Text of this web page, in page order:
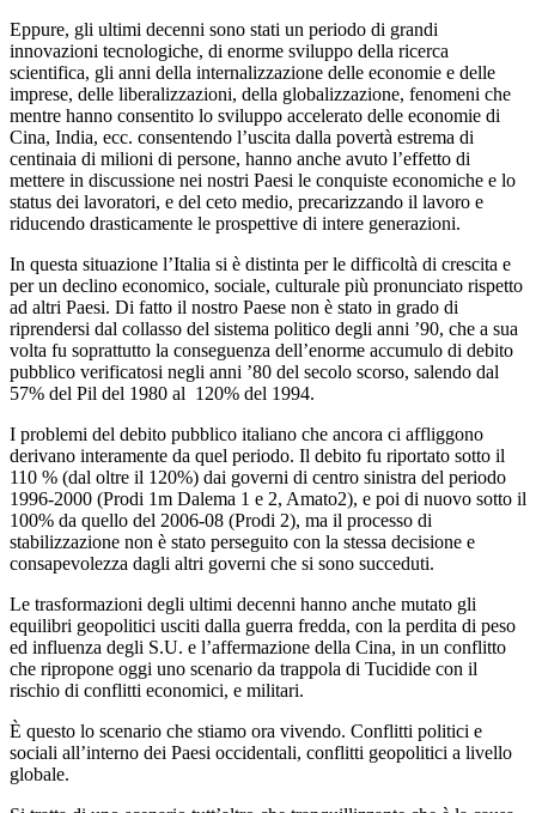
Eppure, gli ultimi decenni sono stati un periodo di grandi
innovazioni tecnologiche, di enorme sviluppo della ricerca
scientifica, gli anni della internalizzazione delle economie e delle
imprese, delle liberalizzazioni, della globalizzazione, fenomeni che
mentre hanno consentito lo sviluppo accelerato delle economie di
Cina, India, ecc. consentendo l’uscita dalla povertà estrema di
centinaia di milioni di persone, hanno anche avuto l’effetto di
mettere in discussione nei nostri Paesi le conquiste economiche e lo
status dei lavoratori, e del ceto medio, precarizzando il lavoro e
riducendo drasticamente le prospettive di intere generazioni.
In questa situazione l’Italia si è distinta per le difficoltà di crescita e
per un declino economico, sociale, culturale più pronunciato rispetto
ad altri Paesi. Di fatto il nostro Paese non è stato in grado di
riprendersi dal collasso del sistema politico degli anni ’90, che a sua
volta fu soprattutto la conseguenza dell’enorme accumulo di debito
pubblico verificatosi negli anni ’80 del secolo scorso, salendo dal
57% del Pil del 1980 al 120% del 1994.
I problemi del debito pubblico italiano che ancora ci affliggono
derivano interamente da quel periodo. Il debito fu riportato sotto il
110 % (dal oltre il 120%) dai governi di centro sinistra del periodo
1996-2000 (Prodi 1m Dalema 1 e 2, Amato2), e poi di nuovo sotto il
100% da quello del 2006-08 (Prodi 2), ma il processo di
stabilizzazione non è stato perseguito con la stessa decisione e
consapevolezza dagli altri governi che si sono succeduti.
Le trasformazioni degli ultimi decenni hanno anche mutato gli
equilibri geopolitici usciti dalla guerra fredda, con la perdita di peso
ed influenza degli S.U. e l’affermazione della Cina, in un conflitto
che ripropone oggi uno scenario da trappola di Tucidide con il
rischio di conflitti economici, e militari.
È questo lo scenario che stiamo ora vivendo. Conflitti politici e
sociali all’interno dei Paesi occidentali, conflitti geopolitici a livello
globale.